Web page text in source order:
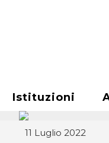
Istituzioni
11 Luglio 2022